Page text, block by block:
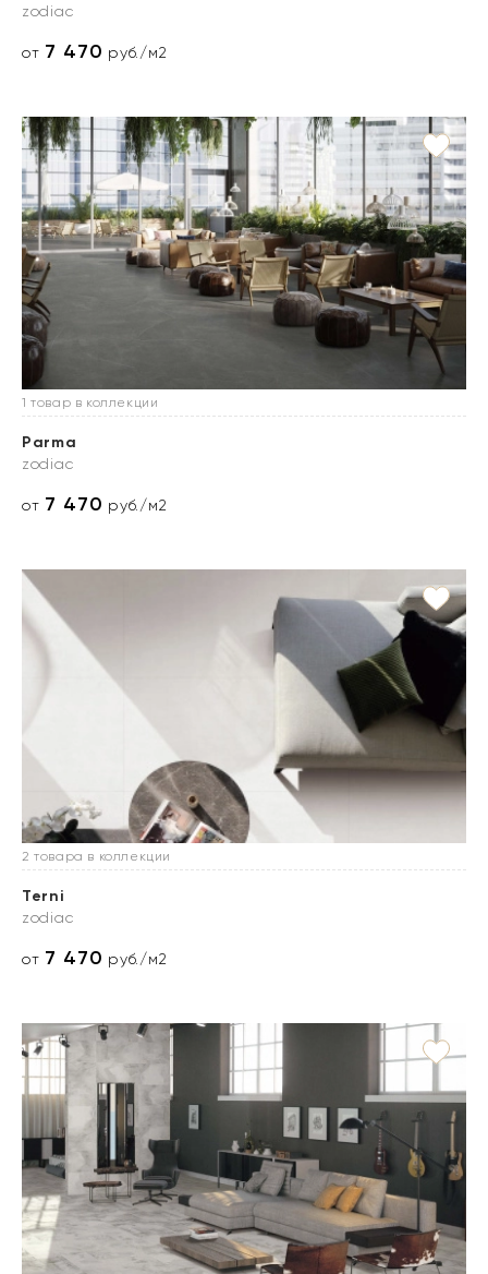
zodiac
от 7 470 руб./м2
1 товар в коллекции
Parma
zodiac
от 7 470 руб./м2
2 товара в коллекции
Terni
zodiac
от 7 470 руб./м2